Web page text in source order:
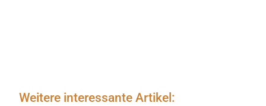
Weitere interessante Artikel: